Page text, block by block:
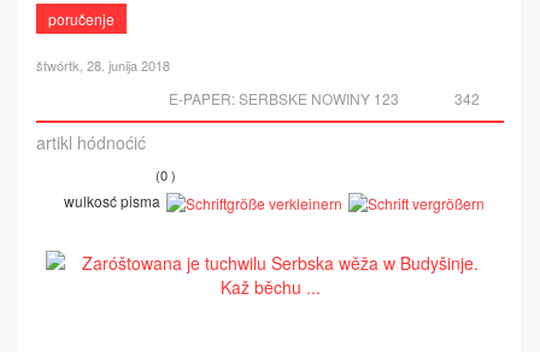
poručenje
štwórtk, 28. junija 2018
342
E-PAPER:SERBSKE NOWINY 123
artikl hódnoćić
(0 )
wulkosć pisma